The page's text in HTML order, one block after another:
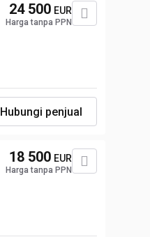
24 500 EUR
Harga tanpa PPN
Hubungi penjual
18 500 EUR
Harga tanpa PPN